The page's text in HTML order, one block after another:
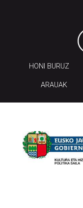
HONI BURUZ
ARAUAK